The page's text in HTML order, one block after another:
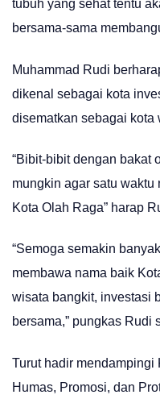
tubuh yang sehat tentu
bersama-sama
Muhammad Rudi
dikenal sebagai kota
disematkan sebagai kota
“Bibit-bibit dengan bakat
mungkin agar satu
Kota Olah Raga” harap
“Semoga semakin
membawa nama baik
wisata bangkit, investasi
bersama,” pungkas Rudi
Turut hadir
Humas, Promosi, dan